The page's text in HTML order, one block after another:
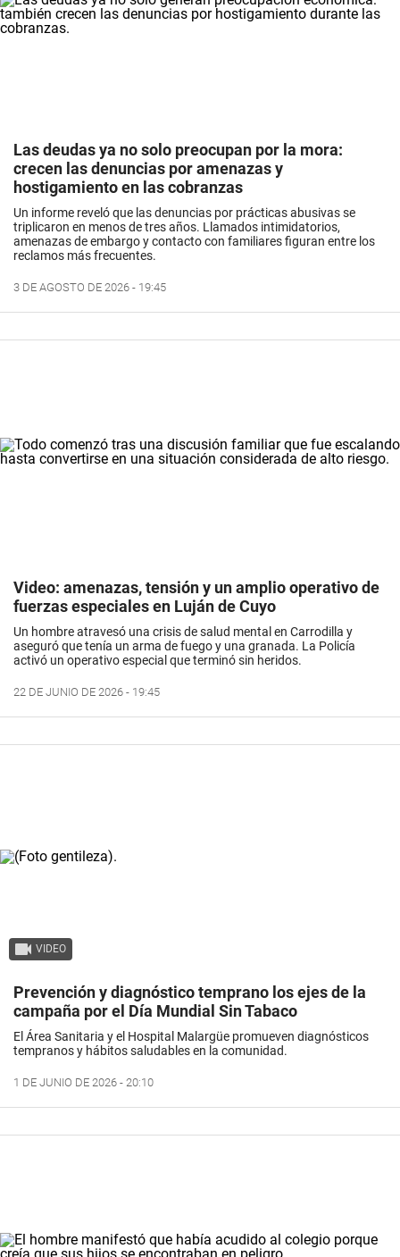
Las deudas ya no solo preocupan por la mora:
crecen las denuncias por amenazas y
hostigamiento en las cobranzas
Un informe reveló que las denuncias por prácticas abusivas se
triplicaron en menos de tres años. Llamados intimidatorios,
amenazas de embargo y contacto con familiares figuran entre los
reclamos más frecuentes.
3 DE AGOSTO DE 2026 - 19:45
Video: amenazas, tensión y un amplio operativo de
fuerzas especiales en Luján de Cuyo
Un hombre atravesó una crisis de salud mental en Carrodilla y
aseguró que tenía un arma de fuego y una granada. La Policía
activó un operativo especial que terminó sin heridos.
22 DE JUNIO DE 2026 - 19:45
VIDEO
Prevención y diagnóstico temprano los ejes de la
campaña por el Día Mundial Sin Tabaco
El Área Sanitaria y el Hospital Malargüe promueven diagnósticos
tempranos y hábitos saludables en la comunidad.
1 DE JUNIO DE 2026 - 20:10